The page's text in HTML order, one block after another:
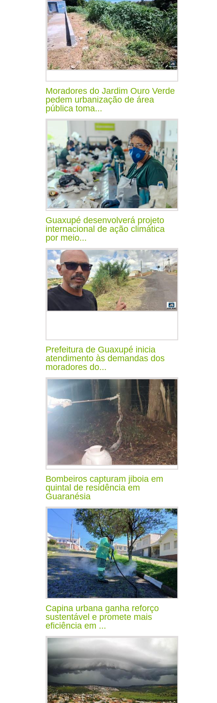
Moradores do Jardim Ouro Verde
pedem urbanização de área
pública toma...
Guaxupé desenvolverá projeto
internacional de ação climática
por meio...
Prefeitura de Guaxupé inicia
atendimento às demandas dos
moradores do...
Bombeiros capturam jiboia em
quintal de residência em
Guaranésia
Capina urbana ganha reforço
sustentável e promete mais
eficiência em ...